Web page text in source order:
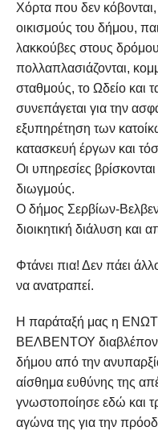
Χόρτα που δεν
οικισμούς του δήμου,
λακκούβες στους
πολλαπλασιάζονται,
σταθμούς, το Ωδείο και
συνεπάγεται για την
εξυπηρέτηση των
κατασκευή έργων και
Οι υπηρεσίες
διωγμούς.
Ο δήμος Σερβίων-
διοικητική διάλυση και
Φτάνει πια! Δεν πάει
να ανατραπεί.
Η παράταξή μας η
ΒΕΛΒΕΝΤΟΥ
δήμου από την
αίσθημα ευθύνης της
γνωστοποίησε εδώ και
αγώνα της για την